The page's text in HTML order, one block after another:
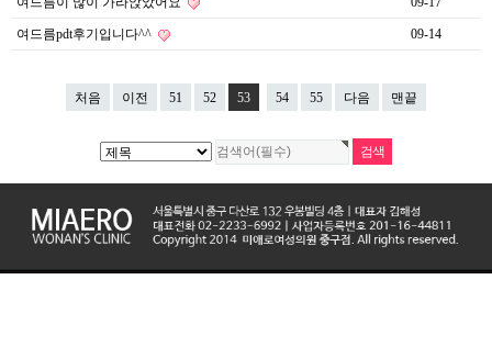
여드름pdt후기입니다^^ 09-14
처음 이전 51 52 53 54 55 다음 맨끝